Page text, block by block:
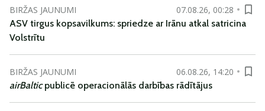
BIRŽAS JAUNUMI
07.08.26, 00:28
ASV tirgus kopsavilkums: spriedze ar Irānu atkal satricina
Volstrītu
BIRŽAS JAUNUMI
06.08.26, 14:20
airBalticpublicē operacionālās darbības rādītājus